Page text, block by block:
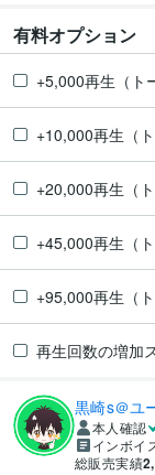
有料オプション
+5,000再生（ト
+10,000再生（
+20,000再生（
+45,000再生（
+95,000再生（
再生回数の増加
黒崎s＠ユ
本人確認
インボイ
総販売実績